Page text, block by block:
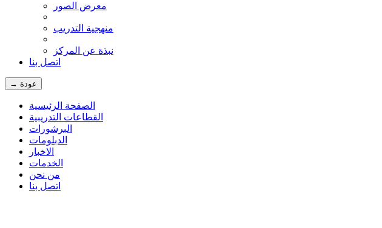
معرض الصور
منهجية التدريب
نبذة عن المركز
اتصل بنا
→ عودة
الصفحة الرئيسية
القطاعات التدريبية
البرشورات
الدبلومات
الاخبار
الخدمات
من نحن
اتصل بنا